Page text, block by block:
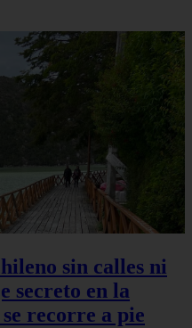
sin calles ni
secreto en la
recorre a pie